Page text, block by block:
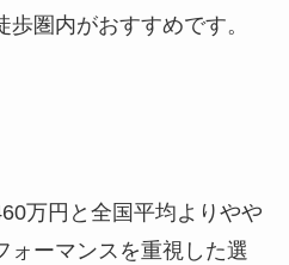
圏内がおすすめです。
万円と全国平均よりやや
ォーマンスを重視した選